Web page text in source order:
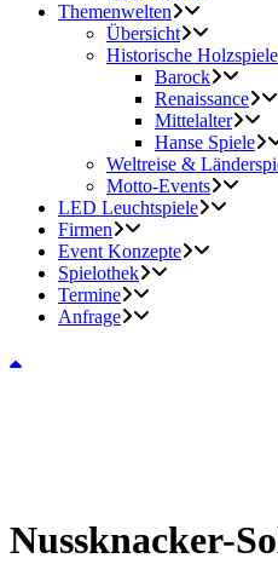
Themenwelten
Übersicht
Historische
Barock
Renaissance
Mittelalter
Hanse Spiele
Weltreise &
Motto-Events
LED Leuchtspiele
Firmen
Event Konzepte
Spielothek
Termine
Anfrage
Nussknacker-